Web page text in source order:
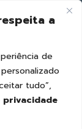
a
de
tudo”,